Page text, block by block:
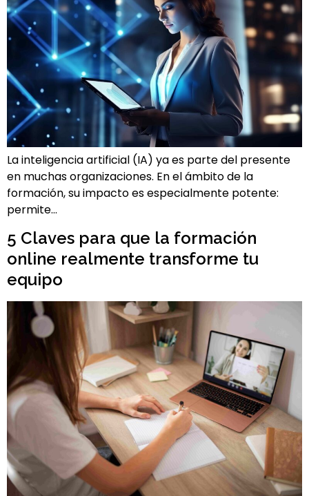
La inteligencia artificial (IA) ya es parte del presente
en muchas organizaciones. En el ámbito de la
formación, su impacto es especialmente potente:
permite…
5 Claves para que la formación
online realmente transforme tu
equipo